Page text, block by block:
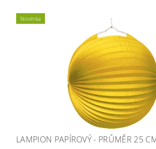
Novinka
LAMPION PAPÍROVÝ - PRŮMĚR 25